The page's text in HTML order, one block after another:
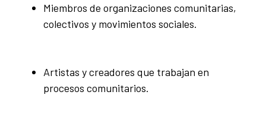
Miembros de organizaciones comunitarias,
colectivos y movimientos sociales.
Artistas y creadores que trabajan en
procesos comunitarios.